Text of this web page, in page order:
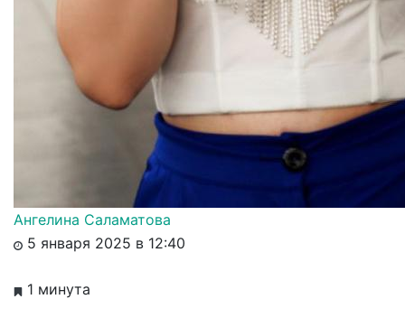
Ангелина Саламатова
5 января 2025 в 12:40
1 минута